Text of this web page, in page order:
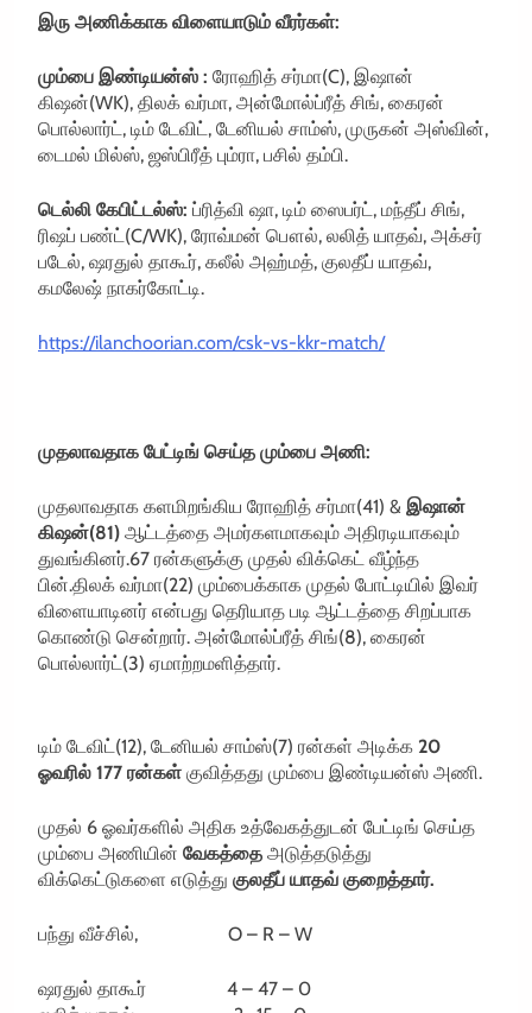
இரு அணிக்காக விளையாடும் வீரர்கள்:
மும்பை இண்டியன்ஸ் : ரோஹித் சர்மா(C), இஷான்
கிஷன்(WK), திலக் வர்மா, அன்மோல்ப்ரீத் சிங், கைரன்
பொல்லார்ட், டிம் டேவிட், டேனியல் சாம்ஸ், முருகன் அஸ்வின்,
டைமல் மில்ஸ், ஜஸ்பிரீத் பும்ரா, பசில் தம்பி.
டெல்லி கேபிட்டல்ஸ்: ப்ரித்வி ஷா, டிம் ஸைபர்ட், மந்தீப் சிங்,
ரிஷப் பண்ட்(C/WK), ரோவ்மன் பௌல், லலித் யாதவ், அக்சர்
படேல், ஷரதுல் தாகூர், கலீல் அஹ்மத், குலதீப் யாதவ்,
கமலேஷ் நாகர்கோட்டி.
https://ilanchoorian.com/csk-vs-kkr-match/
முதலாவதாக பேட்டிங் செய்த மும்பை அணி:
முதலாவதாக களமிறங்கிய ரோஹித் சர்மா(41) & இஷான்
கிஷன்(81) ஆட்டத்தை அமர்களமாகவும் அதிரடியாகவும்
துவங்கினர்.67 ரன்களுக்கு முதல் விக்கெட் வீழ்ந்த
பின்.திலக் வர்மா(22) மும்பைக்காக முதல் போட்டியில் இவர்
விளையாடினர் என்பது தெரியாத படி ஆட்டத்தை சிறப்பாக
கொண்டு சென்றார். அன்மோல்ப்ரீத் சிங்(8), கைரன்
பொல்லார்ட்(3) ஏமாற்றமளித்தார்.
டிம் டேவிட்(12), டேனியல் சாம்ஸ்(7) ரன்கள் அடிக்க 20
ஓவரில் 177 ரன்கள் குவித்தது மும்பை இண்டியன்ஸ் அணி.
முதல் 6 ஓவர்களில் அதிக உத்வேகத்துடன் பேட்டிங் செய்த
மும்பை அணியின் வேகத்தை அடுத்தடுத்து
விக்கெட்டுகளை எடுத்து குலதீப் யாதவ் குறைத்தார்.
பந்து வீச்சில், O – R – W
ஷரதுல் தாகூர் 4 – 47 – 0